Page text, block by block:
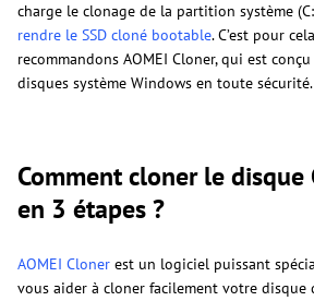
charge le clonage de la partition système
rendre le SSD cloné bootable. C’est pour
recommandons AOMEI Cloner, qui est
disques système Windows en toute sécurité.
Comment cloner le disque
en 3 étapes ?
AOMEI Cloner est un logiciel puissant
vous aider à cloner facilement votre disque